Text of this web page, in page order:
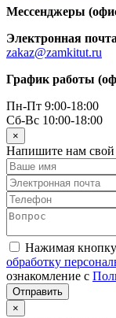
Мессенджеры
Электронная
zakaz@zamkitut.ru
График работы
Пн-Пт 9:00-18:00
Сб-Вс 10:00-18:00
×
Напишите нам свой
Нажимая
обработку
ознакомление с
×